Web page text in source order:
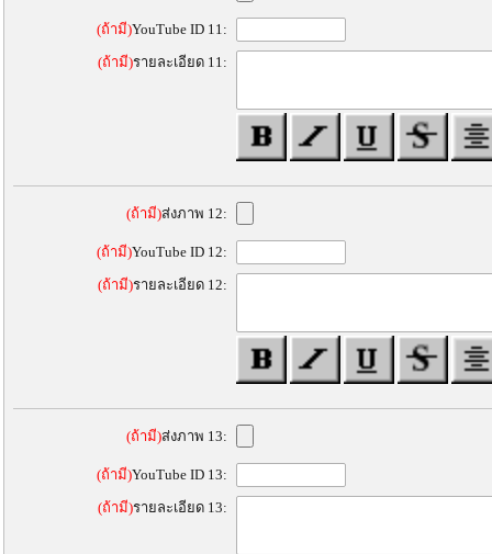
(ถ้ามี)YouTube ID 11:
(ถ้ามี)รายละเอียด 11:
(ถ้ามี)ส่งภาพ 12:
(ถ้ามี)YouTube ID 12:
(ถ้ามี)รายละเอียด 12:
(ถ้ามี)ส่งภาพ 13:
(ถ้ามี)YouTube ID 13:
(ถ้ามี)รายละเอียด 13: